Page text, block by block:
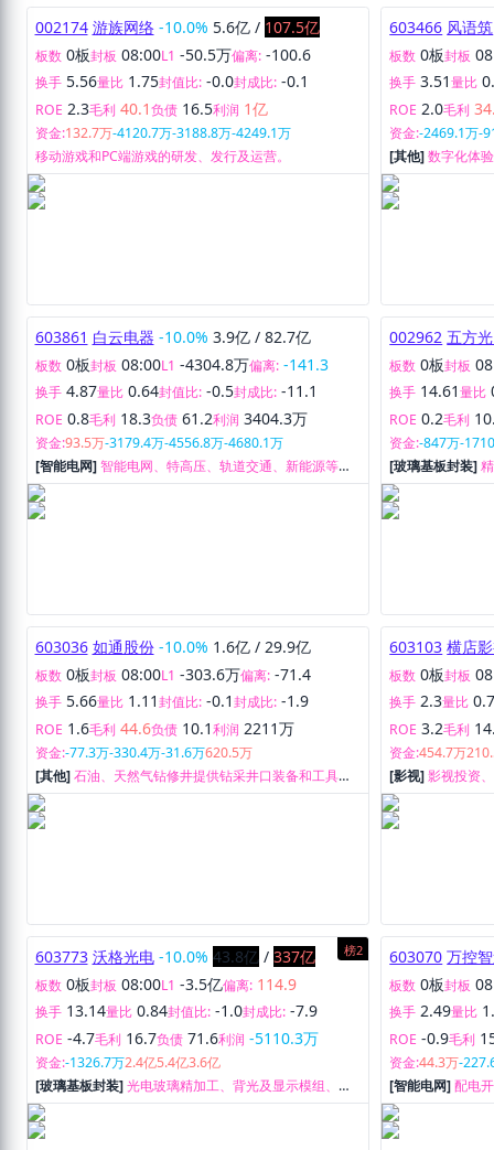
002174 游族网络 -10.0% 5.6亿 / 107.5亿
板数 0板封板 08:00L1 -50.5万偏离: -100.6
换手 5.56量比 1.75封值比: -0.0封成比: -0.1
ROE 2.3毛利 40.1负债 16.5利润 1亿
资金:132.7万-4120.7万-3188.8万-4249.1万
移动游戏和PC端游戏的研发、发行及运营。
603466 风语筑
板数 0板封板
换手 3.51量比
ROE 2.0毛利
资金:-2469.1万-
[其他]数字化体
603861 白云电器 -10.0% 3.9亿 / 82.7亿
板数 0板封板 08:00L1 -4304.8万偏离: -141.3
换手 4.87量比 0.64封值比: -0.5封成比: -11.1
ROE 0.8毛利 18.3负债 61.2利润 3404.3万
资金:93.5万-3179.4万-4556.8万-4680.1万
[智能电网]智能电网、特高压、轨道交通、新能源等领
域，为客户提供成套设备、解决方案及运维服务。
002962 五方
板数 0板封板
换手 14.61量比
ROE 0.2毛利
资金:-847万-
[玻璃基板封装]
售。
603036 如通股份 -10.0% 1.6亿 / 29.9亿
板数 0板封板 08:00L1 -303.6万偏离: -71.4
换手 5.66量比 1.11封值比: -0.1封成比: -1.9
ROE 1.6毛利 44.6负债 10.1利润 2211万
资金:-77.3万-330.4万-31.6万620.5万
[其他]石油、天然气钻修井提供钻采井口装备和工具的
研发、生产和销售。
603103 横店
板数 0板封板
换手 2.3量比
ROE 3.2毛利
资金:454.7万
[影视]影视投资
务。
榜2
603773 沃格光电 -10.0% 43.8亿 / 337亿
板数 0板封板 08:00L1 -3.5亿偏离: 114.9
换手 13.14量比 0.84封值比: -1.0封成比: -7.9
ROE -4.7毛利 16.7负债 71.6利润 -5110.3万
资金:-1326.7万2.4亿5.4亿3.6亿
[玻璃基板封装]光电玻璃精加工、背光及显示模组、车
载显示触控模组、光学膜材裁切等业务。
603070 万控
板数 0板封板
换手 2.49量比
ROE -0.9毛利
资金:44.3万-
[智能电网]配电